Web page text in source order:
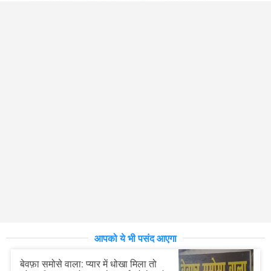
आपको ये भी पसंद आएगा
बेवफ़ा समोसे वाला: प्यार में धोखा मिला तो